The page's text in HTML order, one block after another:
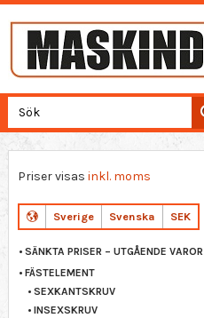
Priser visas inkl. moms
Sverige Svenska SEK
SÄNKTA PRISER – UTGÅENDE VAROR
FÄSTELEMENT
SEXKANTSKRUV
INSEXSKRUV